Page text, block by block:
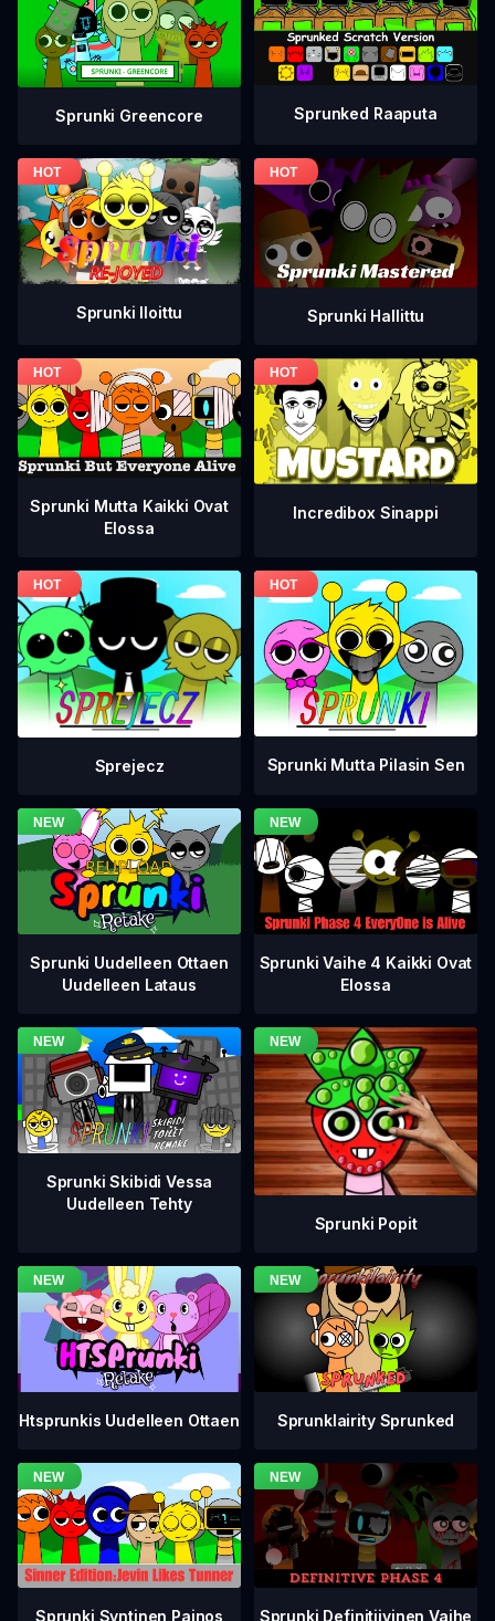
Sprunki Greencore Sprunked Raaputa
Sprunki Iloittu Sprunki Hallittu
Sprunki Mutta Kaikki Ovat
Elossa
Incredibox Sinappi
Sprejecz Sprunki Mutta Pilasin Sen
Sprunki Uudelleen Ottaen
Uudelleen Lataus
Sprunki Vaihe 4 Kaikki Ovat
Elossa
Sprunki Skibidi Vessa
Uudelleen Tehty
Sprunki Popit
Htsprunkis Uudelleen Ottaen Sprunklairity Sprunked
Sprunki Syntinen Painos Sprunki Definitiivinen Vaihe